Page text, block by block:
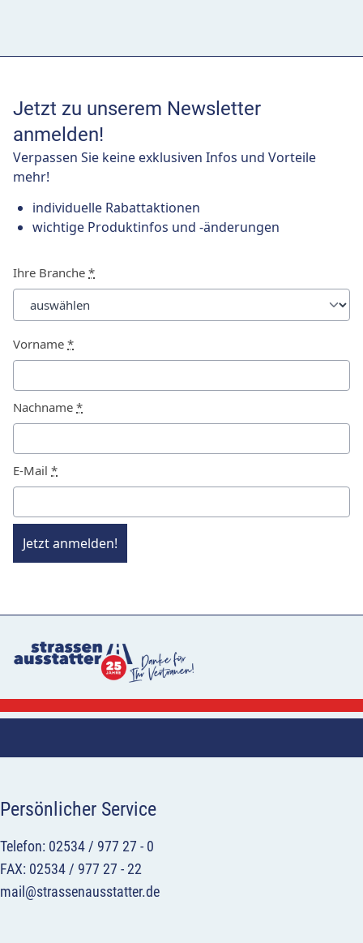
Jetzt zu unserem Newsletter
anmelden!
Verpassen Sie keine exklusiven Infos und Vorteile
mehr!
individuelle Rabattaktionen
wichtige Produktinfos und -änderungen
Ihre Branche *
Vorname *
Nachname *
E-Mail *
Jetzt anmelden!
Persönlicher Service
Telefon: 02534 / 977 27 - 0
FAX: 02534 / 977 27 - 22
mail@strassenausstatter.de